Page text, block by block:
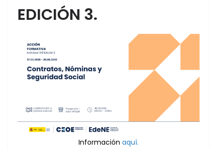
EDICIÓN 3.
Información aquí.